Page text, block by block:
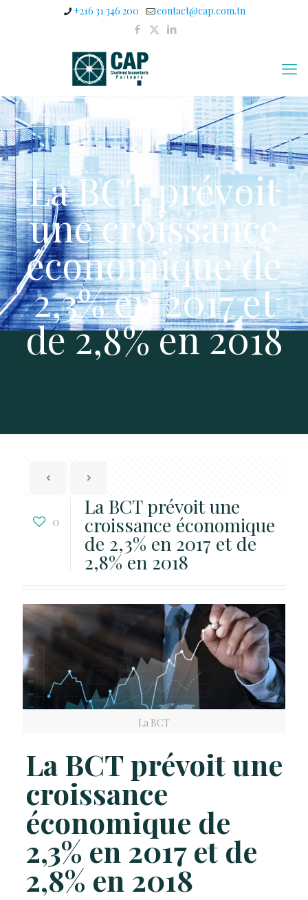
+216 31 346 200 contact@cap.com.tn
La BCT prévoit
une croissance
économique de
2,3% en 2017 et
de 2,8% en 2018
0
La BCT prévoit une
croissance économique
de 2,3% en 2017 et de
2,8% en 2018
La BCT
La BCT prévoit une
croissance
économique de
2,3% en 2017 et de
2,8% en 2018